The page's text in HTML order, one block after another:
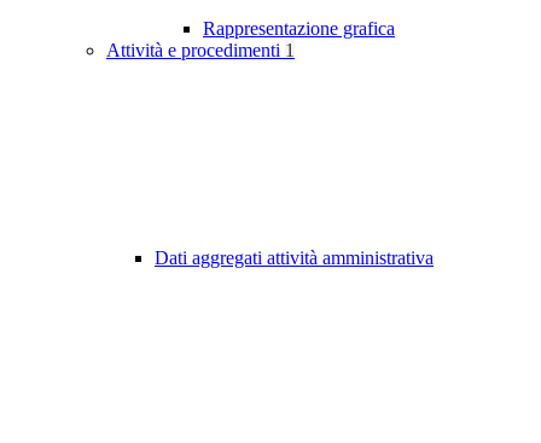
Rappresentazione grafica
Attività e procedimenti 1
Dati aggregati attività amministrativa